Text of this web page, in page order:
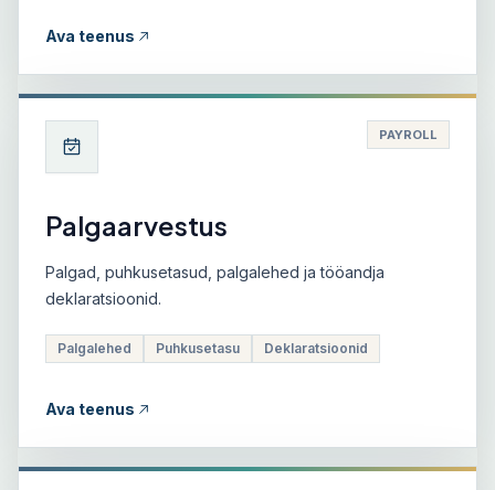
Ava teenus
PAYROLL
Palgaarvestus
Palgad, puhkusetasud, palgalehed ja tööandja
deklaratsioonid.
Palgalehed Puhkusetasu Deklaratsioonid
Ava teenus